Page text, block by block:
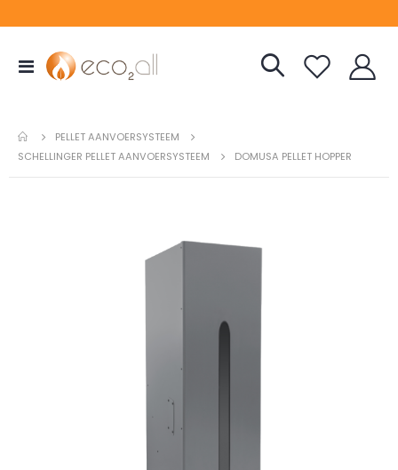
Toggle
Nav
PELLET AANVOERSYSTEEM
SCHELLINGER PELLET AANVOERSYSTEEM
DOMUSA PELLET HOPPER